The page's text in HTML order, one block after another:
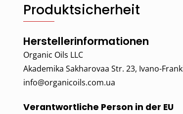
Produktsicherheit
Herstellerinformationen
Organic Oils LLC
Akademika Sakharovaa Str. 23, Ivano-
info@organicoils.com.ua
Verantwortliche Person in der EU